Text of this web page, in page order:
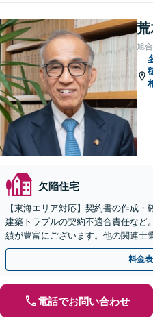
旭
欠陥住宅
【東海エリア対応】契約書の作成・
建築トラブルの契約不適合責任など
績が豊富にございます。他の関連士
い、正確に手続きを進めてまいりま
料金
電話でお問い合わせ